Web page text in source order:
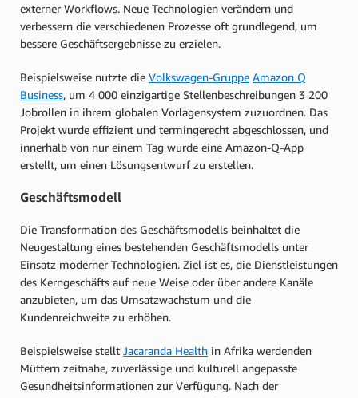
externer Workflows. Neue Technologien verändern und
verbessern die verschiedenen Prozesse oft grundlegend, um
bessere Geschäftsergebnisse zu erzielen.
Beispielsweise nutzte die Volkswagen-Gruppe Amazon Q
Business, um 4 000 einzigartige Stellenbeschreibungen 3 200
Jobrollen in ihrem globalen Vorlagensystem zuzuordnen. Das
Projekt wurde effizient und termingerecht abgeschlossen, und
innerhalb von nur einem Tag wurde eine Amazon-Q-App
erstellt, um einen Lösungsentwurf zu erstellen.
Geschäftsmodell
Die Transformation des Geschäftsmodells beinhaltet die
Neugestaltung eines bestehenden Geschäftsmodells unter
Einsatz moderner Technologien. Ziel ist es, die Dienstleistungen
des Kerngeschäfts auf neue Weise oder über andere Kanäle
anzubieten, um das Umsatzwachstum und die
Kundenreichweite zu erhöhen.
Beispielsweise stellt Jacaranda Health in Afrika werdenden
Müttern zeitnahe, zuverlässige und kulturell angepasste
Gesundheitsinformationen zur Verfügung. Nach der